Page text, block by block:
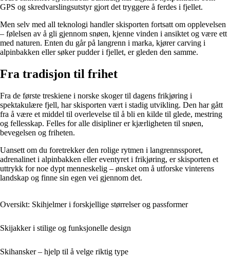
GPS og skredvarslingsutstyr gjort det tryggere å ferdes i fjellet.
Men selv med all teknologi handler skisporten fortsatt om opplevelsen
– følelsen av å gli gjennom snøen, kjenne vinden i ansiktet og være ett
med naturen. Enten du går på langrenn i marka, kjører carving i
alpinbakken eller søker pudder i fjellet, er gleden den samme.
Fra tradisjon til frihet
Fra de første treskiene i norske skoger til dagens frikjøring i
spektakulære fjell, har skisporten vært i stadig utvikling. Den har gått
fra å være et middel til overlevelse til å bli en kilde til glede, mestring
og fellesskap. Felles for alle disipliner er kjærligheten til snøen,
bevegelsen og friheten.
Uansett om du foretrekker den rolige rytmen i langrennssporet,
adrenalinet i alpinbakken eller eventyret i frikjøring, er skisporten et
uttrykk for noe dypt menneskelig – ønsket om å utforske vinterens
landskap og finne sin egen vei gjennom det.
Oversikt: Skihjelmer i forskjellige størrelser og passformer
Skijakker i stilige og funksjonelle design
Skihansker – hjelp til å velge riktig type